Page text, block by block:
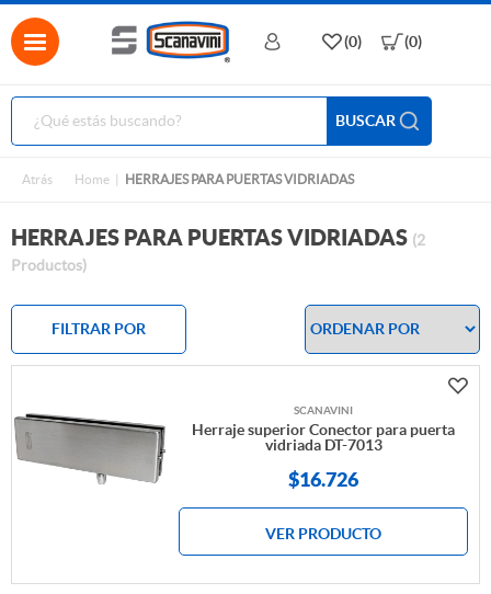
BUSCAR
(0) (0)
Atrás Home HERRAJES PARA PUERTAS VIDRIADAS
HERRAJES PARA PUERTAS VIDRIADAS (2
Productos)
FILTRAR POR
SCANAVINI
Herraje superior Conector para puerta
vidriada DT-7013
$16.726
VER PRODUCTO